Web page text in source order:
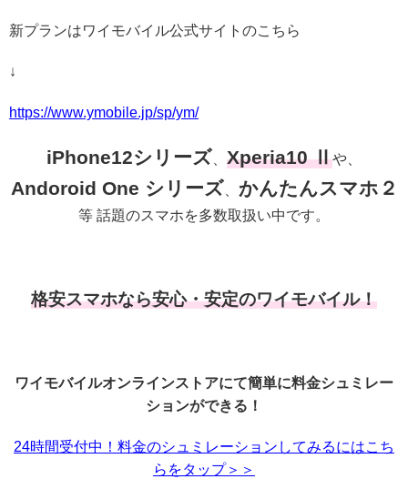
新プランはワイモバイル公式サイトのこちら
↓
https://www.ymobile.jp/sp/ym/
iPhone12シリーズ Xperia10 Ⅱや、
Andoroid One シリーズ かんたんスマホ２
等 話題のスマホを多数取扱い中です。
格安スマホなら安心・安定のワイモバイル！
ワイモバイルオンラインストアにて簡単に料金シュミレー
ションができる！
24時間受付中！料金のシュミレーションしてみるにはこち
らをタップ＞＞